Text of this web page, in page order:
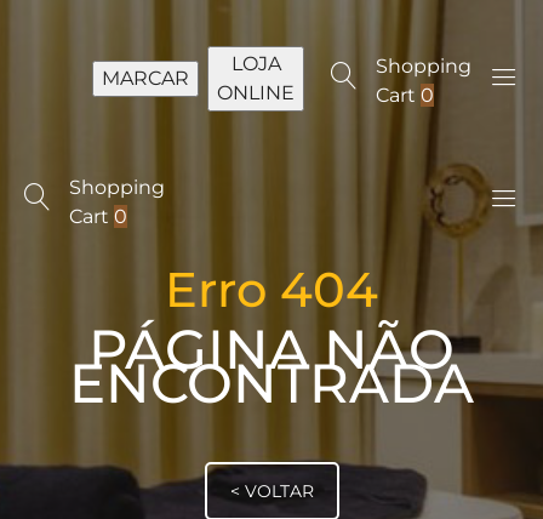
MARCAR
LOJA
ONLINE
Shopping
Cart 0
Shopping
Cart 0
Erro 404
PÁGINA NÃO
ENCONTRADA
< VOLTAR